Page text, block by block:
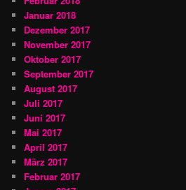
Januar 2018
Dezember 2017
November 2017
Oktober 2017
September 2017
August 2017
Juli 2017
Juni 2017
Mai 2017
April 2017
März 2017
Februar 2017